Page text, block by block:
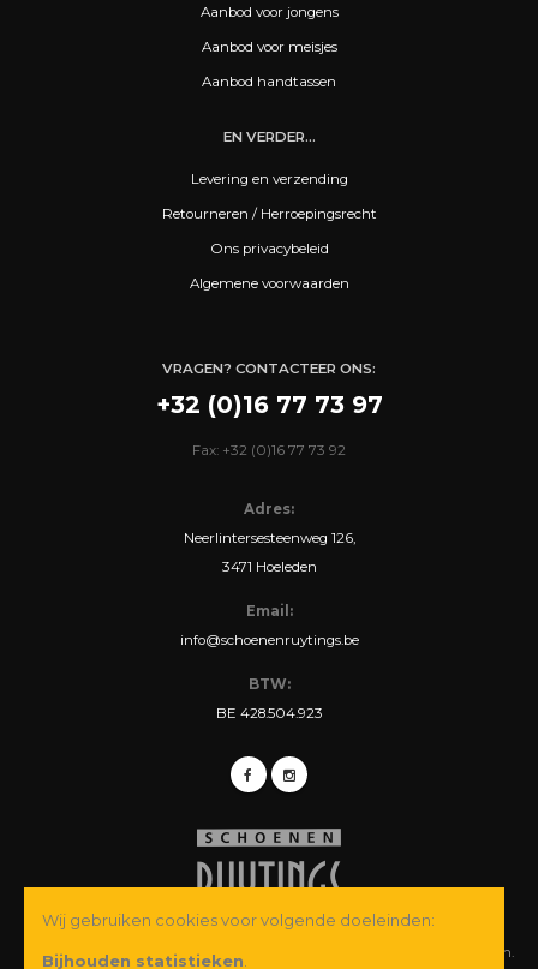
Aanbod voor jongens
Aanbod voor meisjes
Aanbod handtassen
EN VERDER...
Levering en verzending
Retourneren / Herroepingsrecht
Ons privacybeleid
Algemene voorwaarden
VRAGEN? CONTACTEER ONS:
+32 (0)16 77 73 97
Fax: +32 (0)16 77 73 92
Adres:
Neerlintersesteenweg 126,
3471 Hoeleden
Email:
info@schoenenruytings.be
BTW:
BE 428.504.923
© Copyright 2026 Schoenen Ruytings BVBA. Alle rechten voorbehouden.
Wij gebruiken cookies voor volgende doeleinden:
Bijhouden statistieken